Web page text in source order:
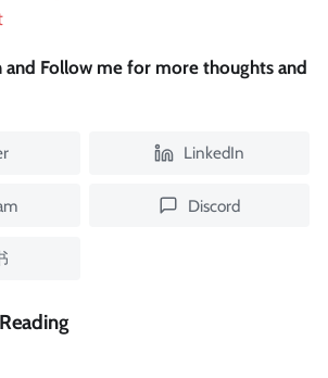
and Follow me for more thoughts and
LinkedIn
Discord